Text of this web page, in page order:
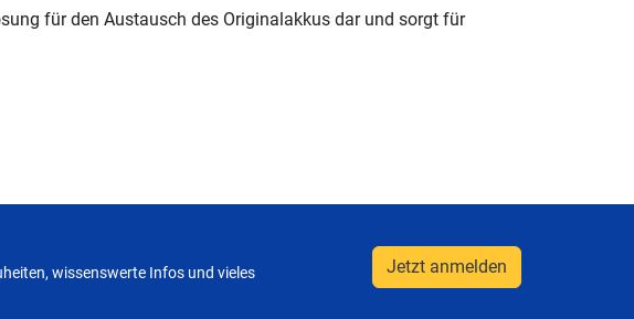
für den Austausch des Originalakkus dar und sorgt für
wissenswerte Infos und vieles
Jetzt anmelden